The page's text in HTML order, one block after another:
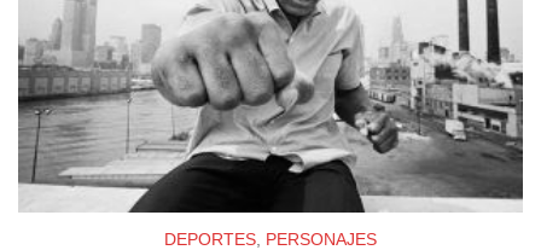
DEPORTES PERSONAJES